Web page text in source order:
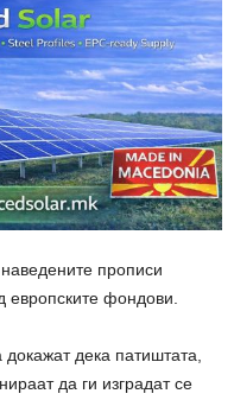
прописи
европските фондови.
дека патиштата,
да ги изградат се